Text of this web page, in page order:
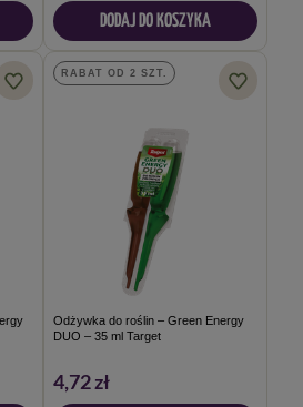
DODAJ DO KOSZYKA
RABAT OD 2 SZT.
Odżywka do roślin – Green Energy
DUO – 35 ml Target
4,72 zł